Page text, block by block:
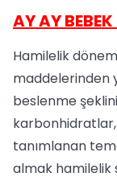
AY AY
Hamilelik
maddelerinden
beslenme
tanımlanan
almak hamilelik